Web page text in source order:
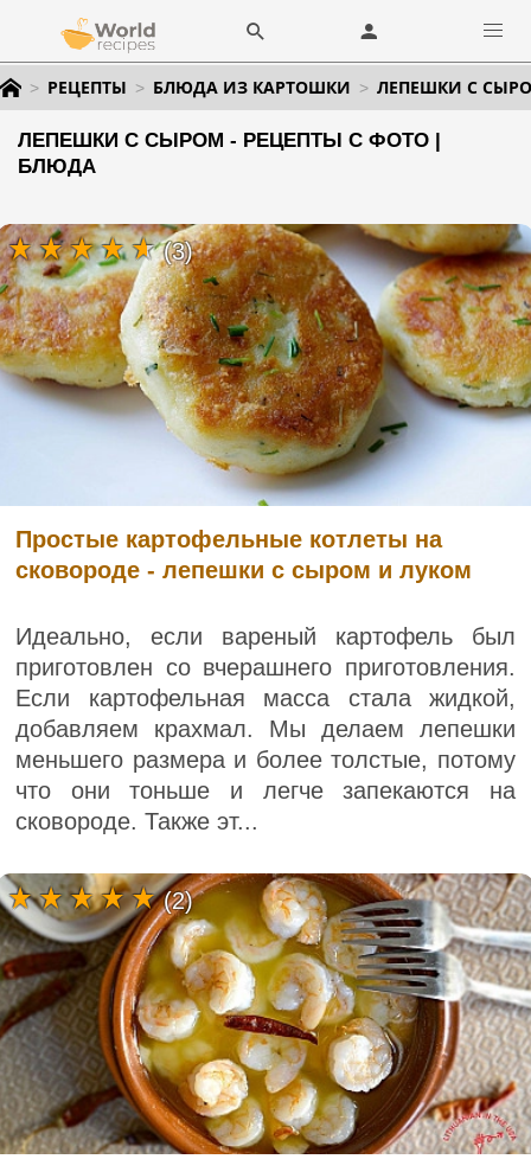
РЕЦЕПТЫ БЛЮДА ИЗ КАРТОШКИ ЛЕПЕШКИ С
ЛЕПЕШКИ С СЫРОМ - РЕЦЕПТЫ С ФОТО |
БЛЮДА
Простые картофельные котлеты на
сковороде - лепешки с сыром и луком
Идеально, если вареный картофель был
приготовлен со вчерашнего приготовления.
Если картофельная масса стала жидкой,
добавляем крахмал. Мы делаем лепешки
меньшего размера и более толстые, потому
что они тоньше и легче запекаются на
сковороде. Также эт...
(3)
(2)